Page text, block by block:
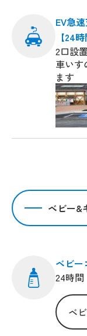
EV急
【24
2口設
車いす
ます
ベビー&
ベビー
24時間
ベ